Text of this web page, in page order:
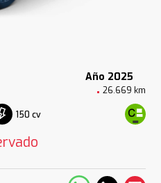
Año 2025
26.669 km
150 cv